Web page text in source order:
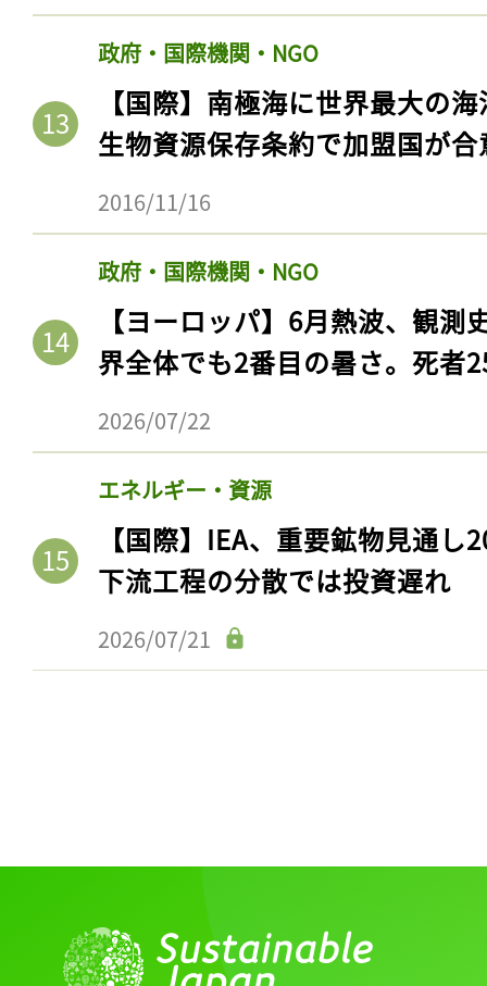
政府・国際機関・NGO
【国際】南極海に世界最大の
生物資源保存条約で加盟国が合
2016/11/16
政府・国際機関・NGO
【ヨーロッパ】6月熱波、観
界全体でも2番目の暑さ。死者
2026/07/22
エネルギー・資源
【国際】IEA、重要鉱物見通
下流工程の分散では投資遅れ
2026/07/21